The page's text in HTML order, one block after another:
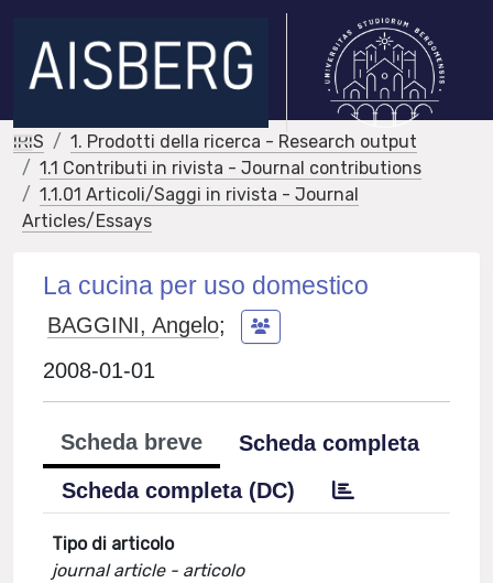
IRIS
1. Prodotti della ricerca - Research output
1.1 Contributi in rivista - Journal contributions
1.1.01 Articoli/Saggi in rivista - Journal
Articles/Essays
La cucina per uso domestico
BAGGINI, Angelo;
2008-01-01
Scheda breve
Scheda completa
Scheda completa (DC)
Tipo di articolo
journal article - articolo